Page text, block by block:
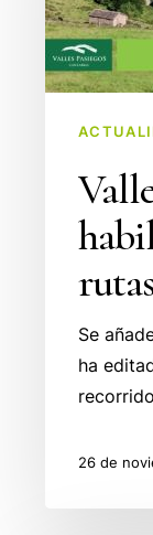
nuevas
rutas
de
Se
ha
26 de